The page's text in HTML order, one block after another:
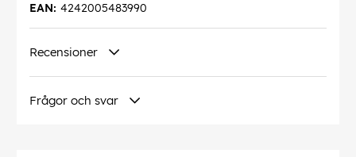
4242005483990
EAN:
Recensioner
Frågor och svar